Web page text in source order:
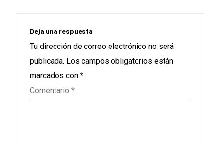
Deja una respuesta
Tu dirección de correo electrónico no será
publicada. Los campos obligatorios están
marcados con *
Comentario *